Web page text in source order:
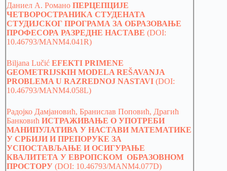
Даниел А. Романо ПЕРЦЕПЦИЈЕ
ЧЕТВОРОСТРАНИКА СТУДЕНАТА
СТУДИЈСКОГ ПРОГРАМА ЗА ОБРАЗОВАЊЕ
ПРОФЕСОРА РАЗРЕДНЕ НАСТАВЕ (DOI:
10.46793/MANM4.041R)
Biljana Lučić EFEKTI PRIMENE
GEOMETRIJSKIH MODELA REŠAVANJA
PROBLEMA U RAZREDNOJ NASTAVI (DOI:
10.46793/MANM4.058L)
Радојко Дамјановић, Бранислав Поповић, Драгић
Банковић ИСТРАЖИВАЊЕ О УПОТРЕБИ
МАНИПУЛАТИВА У НАСТАВИ МАТЕМАТИКЕ
У СРБИЈИ И ПРЕПОРУКЕ ЗА
УСПОСТАВЉАЊЕ И ОСИГУРАЊЕ
КВАЛИТЕТА У ЕВРОПСКОМ ОБРАЗОВНОМ
ПРОСТОРУ (DOI: 10.46793/MANM4.077D)